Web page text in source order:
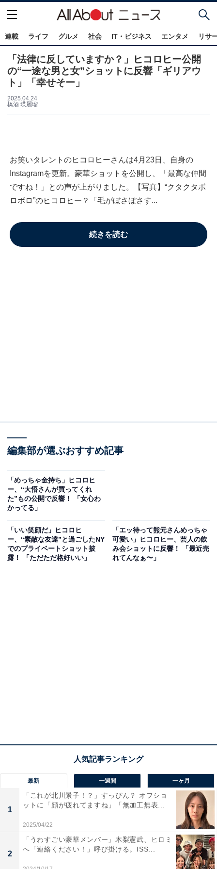
連載 ライフ グルメ 社会 IT・ビジネス エンタメ リサ
「法律に反していますか？」ヒコロヒー公開
の“一途な男と女”ショットに反響「ギリアウ
ト」「幸せそー」
2025.04.24
橋酒 瑛麗瑠
お笑いタレントのヒコロヒーさんは4月23日、自身の
Instagramを更新。豪華ショットを公開し、「最高な仲間
ですね！」との声が上がりました。【写真】“クタクタボ
ロボロ”のヒコロヒー？「毛がぼさぼさす...
続きを読む
編集部が選ぶおすすめ記事
「めっちゃ金持ち」ヒコロヒ
ー、“大悟さんが買ってくれ
た”もの公開で反響！ 「女心わ
かってる」
「いい笑顔だ」ヒコロヒ
ー、“素敵な友達”と過ごしたNY
でのプライベートショット披
露！ 「ただただ格好いい」
「エッ待って熊元さんめっちゃ
可愛い」ヒコロヒー、芸人の飲
み会ショットに反響！ 「最近売
れてんなぁ〜」
最新 一週間 一ヶ月
1
「これが北川景子！？」すっぴん？ オフショ
ットに「顔が疲れてますね」「無加工無表...
2025/04/22
2
「うわすごい豪華メンバー」木梨憲武、ヒロミ
へ「連絡ください！」呼び掛ける。ISS...